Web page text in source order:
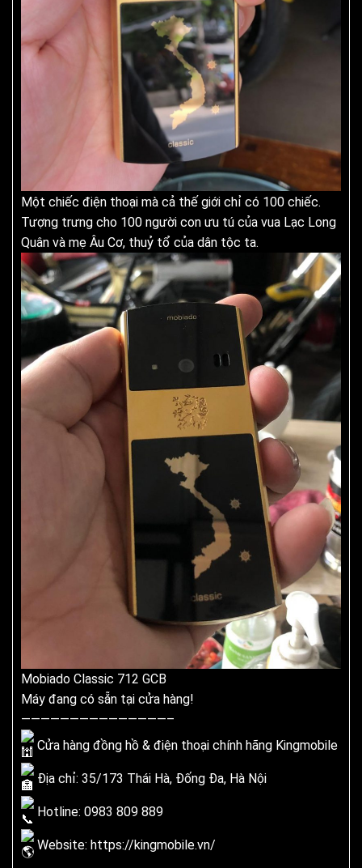
Một chiếc điện thoại mà cả thế giới chỉ có 100 chiếc.
Tượng trưng cho 100 người con ưu tú của vua Lạc Long
Quân và mẹ Âu Cơ, thuỷ tổ của dân tộc ta.
Mobiado Classic 712 GCB
Máy đang có sẵn tại cửa hàng!
———————————————–
Cửa hàng đồng hồ & điện thoại chính hãng Kingmobile
Địa chỉ: 35/173 Thái Hà, Đống Đa, Hà Nội
Hotline: 0983 809 889
Website: https://kingmobile.vn/